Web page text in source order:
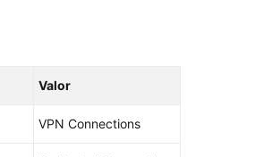
Valor
VPN Connections